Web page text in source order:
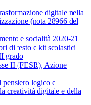
digitale nella
(nota 28966 del
e socialità 2020-21
di testo e kit scolastici
grado
II (FESR), Azione
logico e
creatività digitale e della